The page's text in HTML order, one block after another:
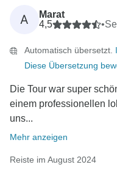
unvergessliche
A
Marat
4,5
•
Automatisch übersetzt.
Diese Übersetzung
Die Tour war super
einem professionellen
uns...
Mehr anzeigen
Reiste im August 2024